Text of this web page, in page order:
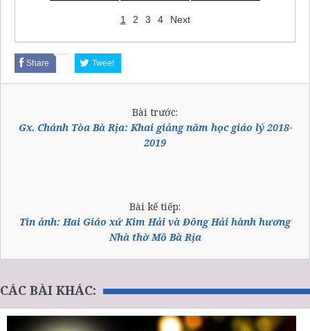
1 2 3 4 Next
Share Tweet
Bài trước:
Gx. Chánh Tòa Bà Rịa: Khai giảng năm học giáo lý 2018-
2019
Bài kế tiếp:
Tin ảnh: Hai Giáo xứ Kim Hải và Đông Hải hành hương
Nhà thờ Mồ Bà Rịa
CÁC BÀI KHÁC: